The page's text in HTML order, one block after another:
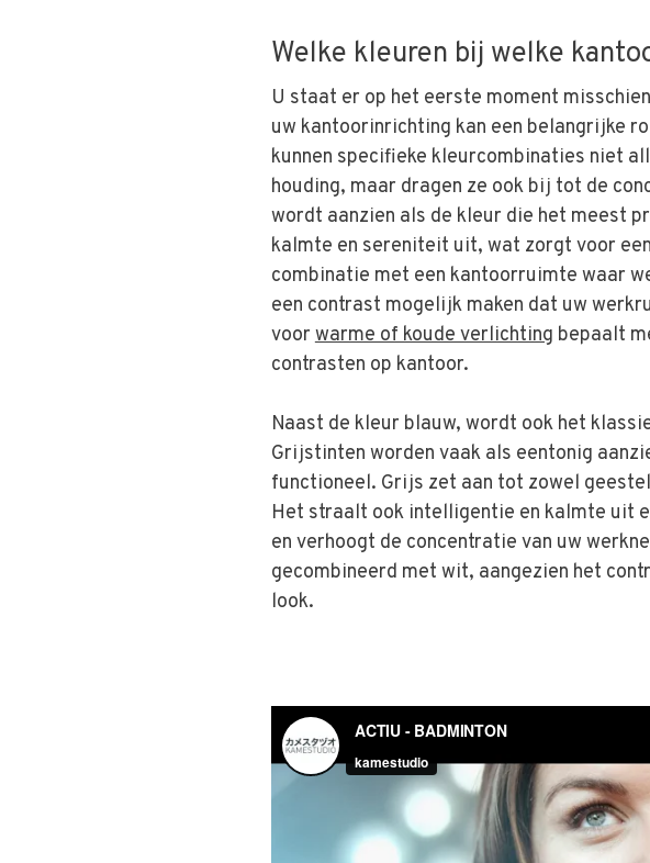
Welke kleuren bij welke
U staat er op het eerste moment
uw kantoorinrichting kan een belangrijke
kunnen specifieke kleurcombinaties niet
houding, maar dragen ze ook bij tot de
wordt aanzien als de kleur die het meest
kalmte en sereniteit uit, wat zorgt voor
combinatie met een kantoorruimte waar
een contrast mogelijk maken dat uw
voor warme of koude verlichting bepaalt
contrasten op kantoor.
Naast de kleur blauw, wordt ook het
Grijstinten worden vaak als eentonig
functioneel. Grijs zet aan tot zowel
Het straalt ook intelligentie en kalmte uit
en verhoogt de concentratie van uw
gecombineerd met wit, aangezien het
look.